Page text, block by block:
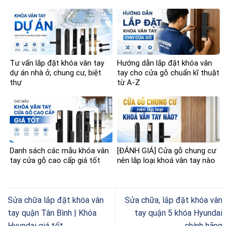
Tư vấn lắp đặt khóa vân tay
dự án nhà ở, chung cư, biệt
thự
Hướng dẫn lắp đặt khóa vân
tay cho cửa gỗ chuẩn kĩ thuật
từ A-Z
Danh sách các mẫu khóa vân
tay cửa gỗ cao cấp giá tốt
[ĐÁNH GIÁ] Cửa gỗ chung cư
nên lắp loại khoá vân tay nào
Sửa chữa lắp đặt khóa vân
tay quận Tân Bình | Khóa
Sửa chữa, lắp đặt khóa vân
tay quận 5 khóa Hyundai